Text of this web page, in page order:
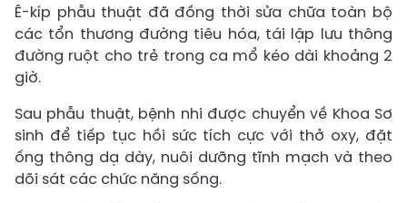
Ê-kíp phẫu thuật đã đồng thời sửa chữa toàn bộ
các tổn thương đường tiêu hóa, tái lập lưu thông
đường ruột cho trẻ trong ca mổ kéo dài khoảng 2
giờ.
Sau phẫu thuật, bệnh nhi được chuyển về Khoa Sơ
sinh để tiếp tục hồi sức tích cực với thở oxy, đặt
ống thông dạ dày, nuôi dưỡng tĩnh mạch và theo
dõi sát các chức năng sống.